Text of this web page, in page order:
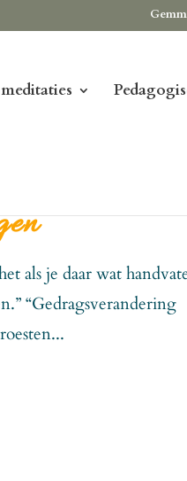
als je daar wat
“Gedragsverandering